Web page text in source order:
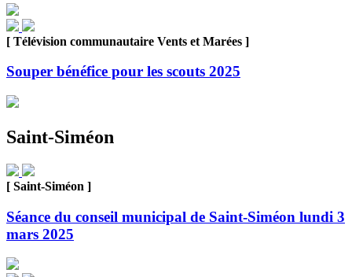
[ Télévision communautaire Vents et Marées ]
Souper bénéfice pour les scouts 2025
Saint-Siméon
[ Saint-Siméon ]
Séance du conseil municipal de Saint-Siméon lundi 3
mars 2025